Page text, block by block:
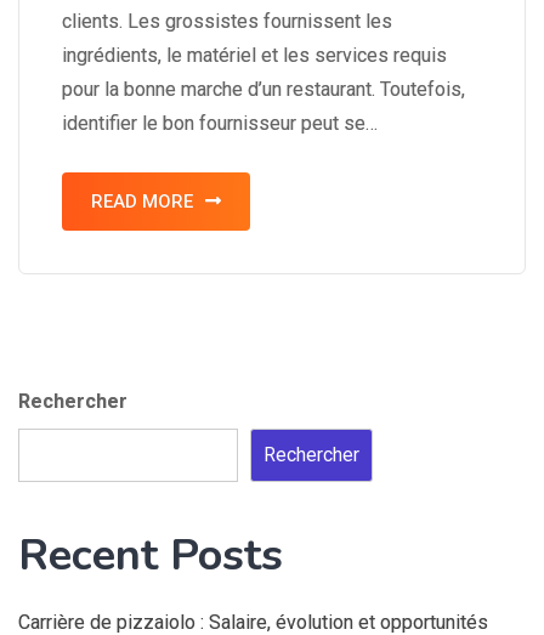
clients. Les grossistes fournissent les
ingrédients, le matériel et les services requis
pour la bonne marche d’un restaurant. Toutefois,
identifier le bon fournisseur peut se…
READ MORE
Rechercher
Rechercher
Recent Posts
Carrière de pizzaiolo : Salaire, évolution et opportunités